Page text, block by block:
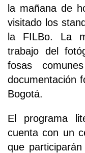
la mañana de
visitado los
la FILBo. La
trabajo del
fosas
documentación
Bogotá.
El programa
cuenta con un
que